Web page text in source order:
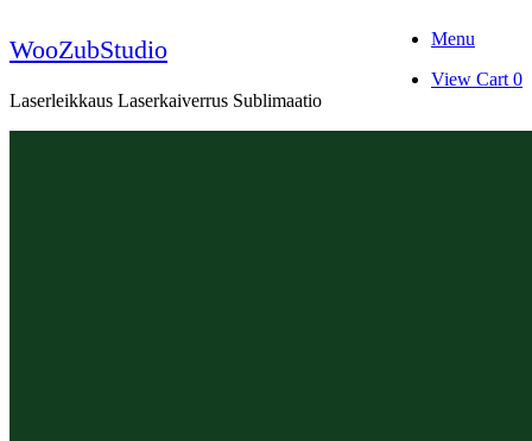
to
content
WooZubStudio
Laserleikkaus Laserkaiverrus Sublimaatio
Menu
View
View Cart 0